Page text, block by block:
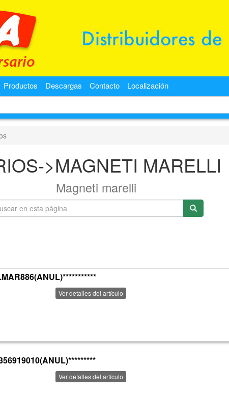
Productos Descargas Contacto Localización
>MAGNETI MARELLI
Magneti marelli
Ver detalles del artículo
Ver detalles del artículo